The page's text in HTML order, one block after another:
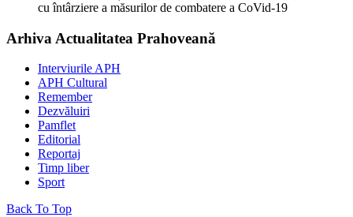
cu întârziere a măsurilor de combatere a CoVid-19
Arhiva Actualitatea Prahoveană
Interviurile APH
APH Cultural
Remember
Dezvăluiri
Pamflet
Editorial
Reportaj
Timp liber
Sport
Back To Top